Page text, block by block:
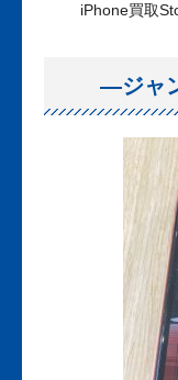
iPhone買取
—ジャ